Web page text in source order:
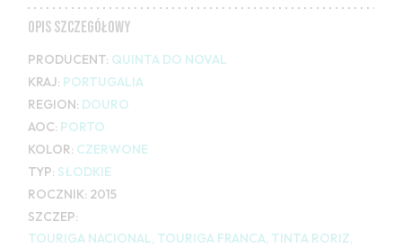
OPIS SZCZEGÓŁOWY
PRODUCENT: QUINTA DO NOVAL
KRAJ: PORTUGALIA
REGION: DOURO
AOC: PORTO
KOLOR: CZERWONE
TYP: SŁODKIE
ROCZNIK: 2015
SZCZEP:
TOURIGA NACIONAL, TOURIGA FRANCA, TINTA RORIZ,